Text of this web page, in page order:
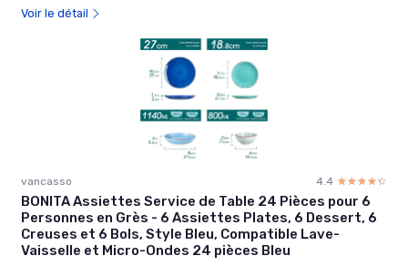
Voir le détail
vancasso 4.4 ☆☆☆☆☆
★★★★★
BONITA Assiettes Service de Table 24 Pièces pour 6
Personnes en Grès - 6 Assiettes Plates, 6 Dessert, 6
Creuses et 6 Bols, Style Bleu, Compatible Lave-
Vaisselle et Micro-Ondes 24 pièces Bleu